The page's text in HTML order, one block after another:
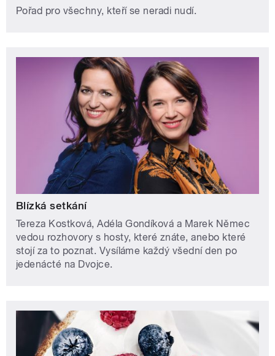
Pořad pro všechny, kteří se neradi nudí.
Blízká setkání
Tereza Kostková, Adéla Gondíková a Marek Němec
vedou rozhovory s hosty, které znáte, anebo které
stojí za to poznat. Vysíláme každý všední den po
jedenácté na Dvojce.